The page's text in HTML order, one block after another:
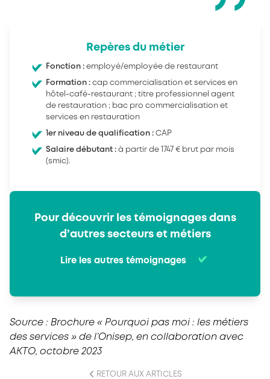
Repères du métier
Fonction : employé/employée de restaurant
Formation : cap commercialisation et services en
hôtel-café-restaurant ; titre professionnel agent
de restauration ; bac pro commercialisation et
services en restauration
1er niveau de qualification : CAP
Salaire débutant : à partir de 1747 € brut par mois
(smic).
Pour découvrir les témoignages dans
d’autres secteurs et métiers
Lire les autres témoignages
Source : Brochure « Pourquoi pas moi : les métiers
des services » de l’Onisep, en collaboration avec
AKTO, octobre 2023
RETOUR AUX ARTICLES